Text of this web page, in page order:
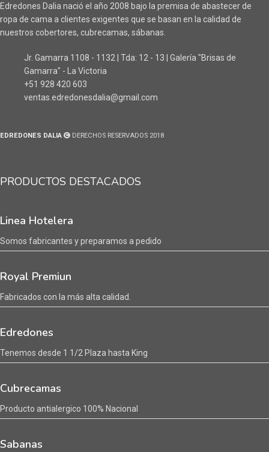
Edredones Dalia nació el año 2008 bajo la premisa de abastecer de
ropa de cama a clientes exigentes que se basan en la calidad de
nuestros cobertores, cubrecamas, sábanas.
Jr. Gamarra 1108 - 1132 | Tda: 12 - 13 | Galería "Brisas de
Gamarra" - La Victoria
+51 928 420 603
ventas.edredonesdalia@gmail.com
EDREDONES DALIA DERECHOS RESERVADOS 2018
PRODUCTOS DESTACADOS
Linea Hotelera
Somos fabricantes y preparamos a pedido
Royal Premiun
Fabricados con la más alta calidad.
Edredones
Tenemos desde 1 1/2 Plaza hasta King
Cubrecamas
Producto antialergico 100% Nacional
Sabanas